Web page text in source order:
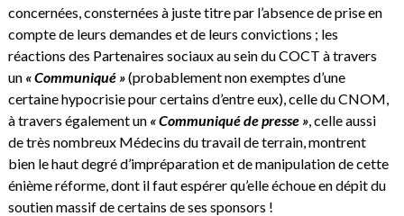
concernées, consternées à juste titre par l’absence de prise en
compte de leurs demandes et de leurs convictions ; les
réactions des Partenaires sociaux au sein du COCT à travers
un « Communiqué »(probablement non exemptes d’une
certaine hypocrisie pour certains d’entre eux), celle du CNOM,
à travers également un « Communiqué de presse », celle aussi
de très nombreux Médecins du travail de terrain, montrent
bien le haut degré d’impréparation et de manipulation de cette
énième réforme, dont il faut espérer qu’elle échoue en dépit du
soutien massif de certains de ses sponsors !